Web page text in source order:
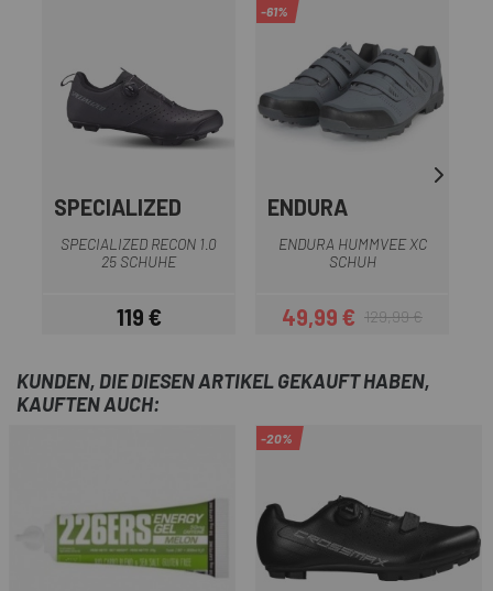
SPECIALIZED
SPECIALIZED RECON 1.0
25 SCHUHE
Preis
119 €
-61%
ENDURA
ENDURA HUMMVEE XC
SCHUH
Preis
49,99 €Regulärer Preis
129,99 €
KUNDEN, DIE DIESEN ARTIKEL GEKAUFT HABEN,
KAUFTEN AUCH:
-20%